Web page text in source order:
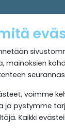
mainoksien
voimme
ja pystymme
Kaikki